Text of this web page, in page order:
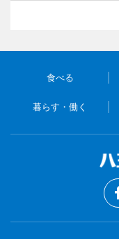
食べる
暮らす・働く